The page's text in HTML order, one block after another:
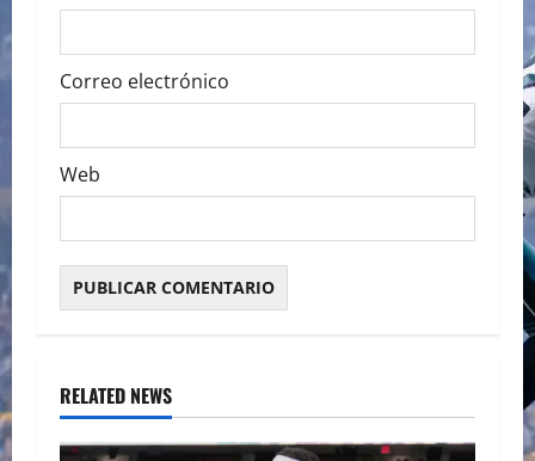
Correo electrónico
Web
RELATED NEWS